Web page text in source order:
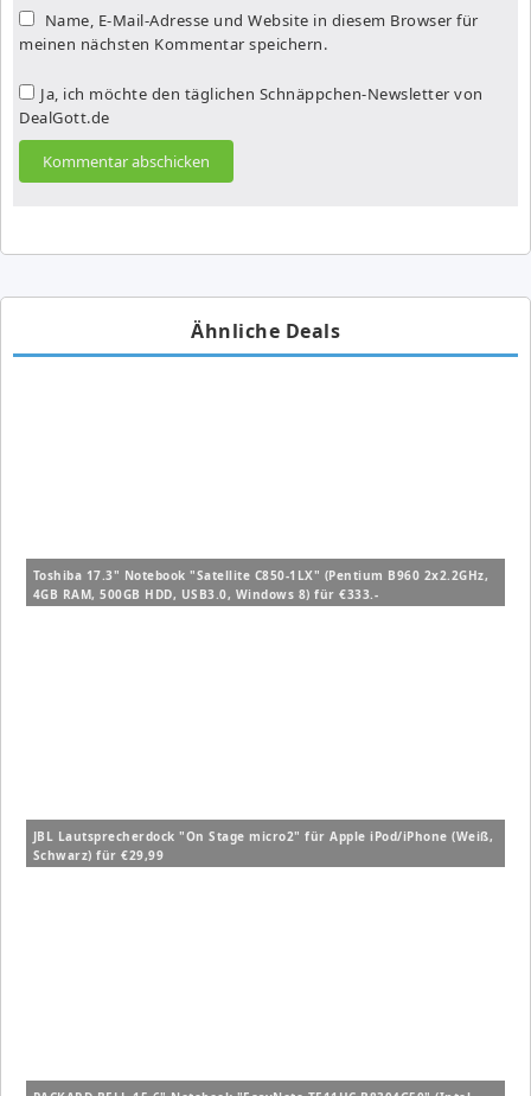
Name, E-Mail-Adresse und Website in diesem Browser für
meinen nächsten Kommentar speichern.
Ja, ich möchte den täglichen Schnäppchen-Newsletter von
DealGott.de
Ähnliche Deals
Toshiba 17.3" Notebook "Satellite C850-1LX" (Pentium B960 2x2.2GHz,
4GB RAM, 500GB HDD, USB3.0, Windows 8) für €333.-
JBL Lautsprecherdock "On Stage micro2" für Apple iPod/iPhone (Weiß,
Schwarz) für €29,99